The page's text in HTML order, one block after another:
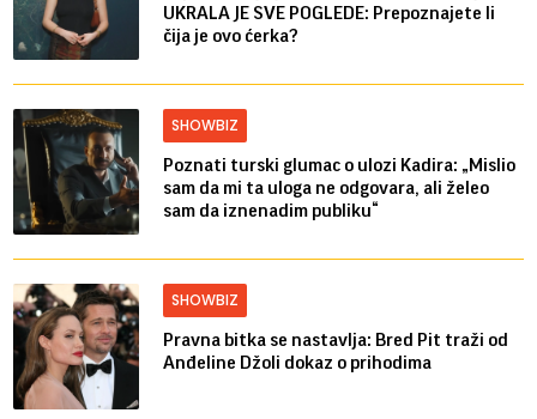
UKRALA JE SVE POGLEDE: Prepoznajete li
čija je ovo ćerka?
SHOWBIZ
Poznati turski glumac o ulozi Kadira: „Mislio
sam da mi ta uloga ne odgovara, ali želeo
sam da iznenadim publiku“
SHOWBIZ
Pravna bitka se nastavlja: Bred ​​Pit traži od
Anđeline Džoli dokaz o prihodima